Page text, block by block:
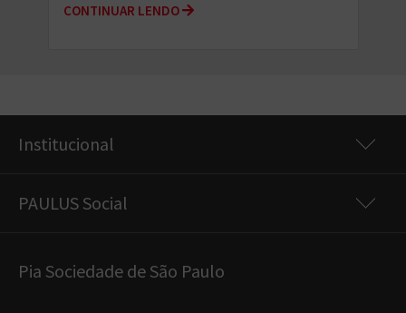
CONTINUAR LENDO
Institucional
PAULUS Social
Pia Sociedade de São Paulo